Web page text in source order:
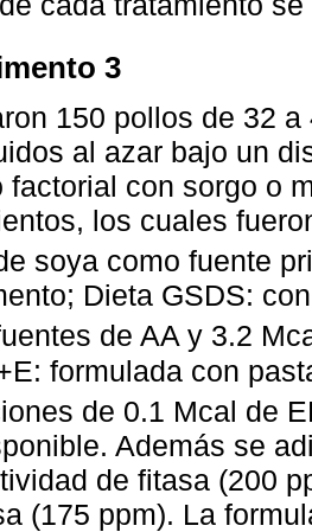
3
150 pollos de 32
al azar bajo un
factorial con sorgo o
los cuales
soya como fuente
Dieta GSDS:
de AA y 3.2
formulada con
de 0.1 Mcal de
Además se
de fitasa (200
(175 ppm). La